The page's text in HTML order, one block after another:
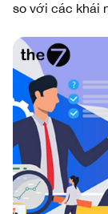
so với các khái